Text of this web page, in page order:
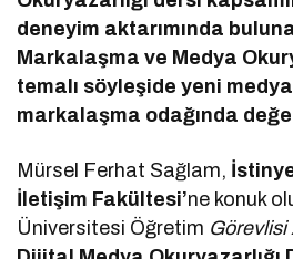
deneyim aktarımında
Markalaşma ve Medya
temalı söyleşide yeni
markalaşma odağında
Mürsel Ferhat Sağlam,
İletişim Fakültesi’ne konuk
Üniversitesi Öğretim Görevlisi